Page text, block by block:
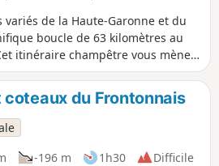
un
de nouveaux
variés de la Haute-Garonne et du
boucle de 63 kilomètres au
itinéraire champêtre vous mènera
champs et le long des cours d'eau
de Villemur-sur-Tarn, avant de
verdoyant de Buzet-sur-Tarn.
en quête de patrimoine
ruraux, ce circuit offre un
portes de Toulouse.
coteaux du Frontonnais
-196 m 1h30
Difficile